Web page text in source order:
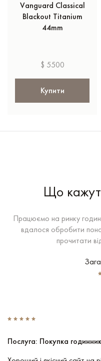
Vanguard Classical
Blackout Titanium
44mm
$ 5500
Купити
Що
Працюємо на ринку
вдалося обробити
прочитати
Послуга: Покупка